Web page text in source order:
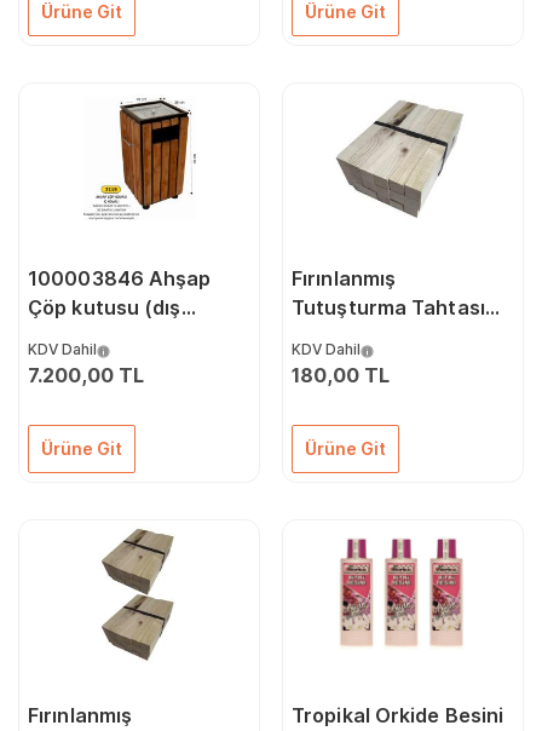
Ürüne Git Ürüne Git
100003846 Ahşap
Çöp kutusu (dış
KDV Dahil
7.200,00 TL
Ürüne Git
Fırınlanmış
Tutuşturma Tahtası
KDV Dahil
180,00 TL
Ürüne Git
Fırınlanmış Tropikal Orkide Besini